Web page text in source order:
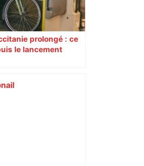
prolongé : ce
le lancement